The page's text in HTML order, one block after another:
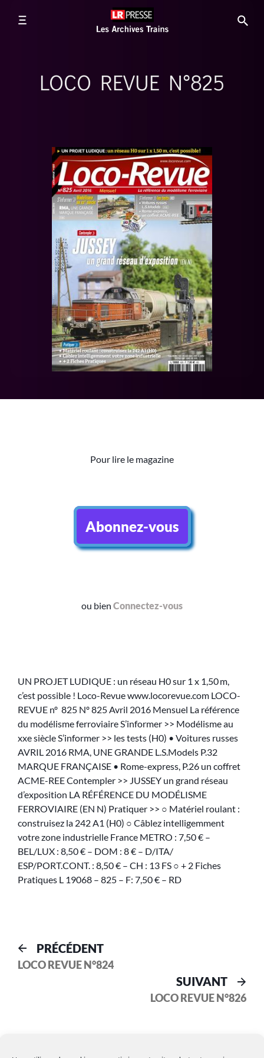
LOCO REVUE N°825
Pour lire le magazine
Abonnez-vous
ou bien Connectez-vous
UN PROJET LUDIQUE : un réseau H0 sur 1 x 1,50 m,
c’est possible ! Loco-Revue www.locorevue.com LOCO-
REVUE nº 825 Nº 825 Avril 2016 Mensuel La référence
du modélisme ferroviaire S’informer >> Modélisme au
xxe siècle S’informer >> les tests (H0) • Voitures russes
AVRIL 2016 RMA, UNE GRANDE L.S.Models P.32
MARQUE FRANÇAISE • Rome-express, P.26 un coffret
ACME-REE Contempler >> JUSSEY un grand réseau
d’exposition LA RÉFÉRENCE DU MODÉLISME
FERROVIAIRE (EN N) Pratiquer >> ○ Matériel roulant :
construisez la 242 A1 (H0) ○ Câblez intelligemment
votre zone industrielle France METRO : 7,50 € –
BEL/LUX : 8,50 € – DOM : 8 € – D/ITA/
ESP/PORT.CONT. : 8,50 € – CH : 13 FS ○ + 2 Fiches
Pratiques L 19068 – 825 – F: 7,50 € – RD
PRÉCÉDENT
LOCO REVUE N°824
SUIVANT
LOCO REVUE N°826